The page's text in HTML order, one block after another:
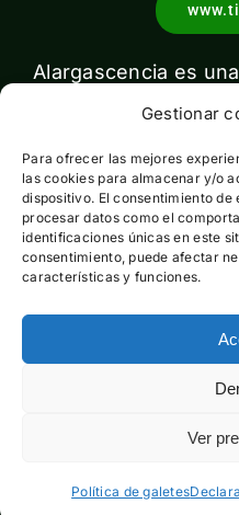
Gestionar
Para ofrecer las mejores
las cookies para almacenar y/o
dispositivo. El consentimiento
procesar datos como el
identificaciones únicas en este
consentimiento, puede afectar
características y funciones.
Ver
Política de galetes
Alargascencia es
Con el apoyo de:
Esta actividad ha sido